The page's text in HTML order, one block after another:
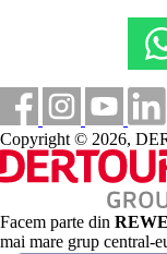
mic dejun,
gustare
in timpul
produse
cantitate
fructe
(cocktail-
Copyright © 2026,
Facem parte din
mai mare grup central-